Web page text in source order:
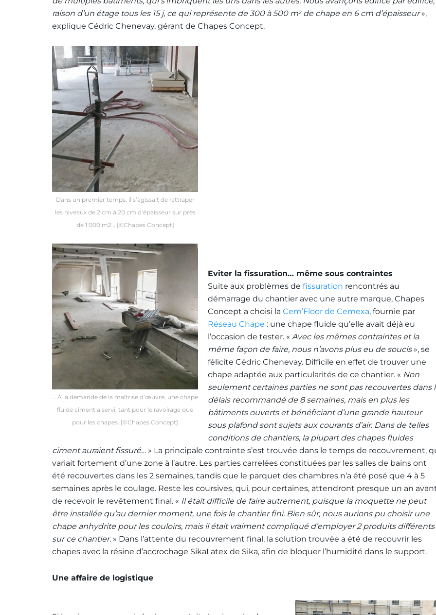
raison d’un étage tous les 15 j, ce qui représente de 300 à 500 m2de chape en 6 cm d’épaisseur»,
explique Cédric Chenevay, gérant de Chapes Concept.
Dans un premier temps, il s’agissait de rattraper
les niveaux de 2 cm à 20 cm d’épaisseur sur près
de 1 000 m2… [©Chapes Concept]
… A la demande de la maîtrise d’œuvre, une chape
fluide ciment a servi, tant pour le ravoirage que
pour les chapes. [©Chapes Concept]
Eviter la fissuration… même sous contraintes
Suite aux problèmes de fissuration rencontrés au
démarrage du chantier avec une autre marque, Chapes
Concept a choisi la Cem’Floor de Cemexa, fournie par
Réseau Chape : une chape fluide qu’elle avait déjà eu
l’occasion de tester. « Avec les mêmes contraintes et la
même façon de faire, nous n’avons plus eu de soucis », se
félicite Cédric Chenevay. Difficile en effet de trouver une
chape adaptée aux particularités de ce chantier. « Non
seulement certaines parties ne sont pas recouvertes dans
délais recommandé de 8 semaines, mais en plus les
bâtiments ouverts et bénéficiant d’une grande hauteur
sous plafond sont sujets aux courants d’air. Dans de telles
conditions de chantiers, la plupart des chapes fluides
ciment auraient fissuré… » La principale contrainte s’est trouvée dans le temps de recouvrement,
variait fortement d’une zone à l’autre. Les parties carrelées constituées par les salles de bains ont
été recouvertes dans les 2 semaines, tandis que le parquet des chambres n’a été posé que 4 à 5
semaines après le coulage. Reste les coursives, qui, pour certaines, attendront presque un an
de recevoir le revêtement final. « Il était difficile de faire autrement, puisque la moquette ne peut
être installée qu’au dernier moment, une fois le chantier fini. Bien sûr, nous aurions pu choisir une
chape anhydrite pour les couloirs, mais il était vraiment compliqué d’employer 2 produits différents
sur ce chantier. » Dans l’attente du recouvrement final, la solution trouvée a été de recouvrir les
chapes avec la résine d’accrochage SikaLatex de Sika, afin de bloquer l’humidité dans le support.
Une affaire de logistique